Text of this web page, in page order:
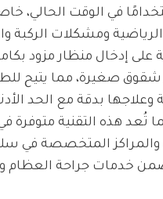
في الوقت الحالي،
ومشكلات الركبة
على إدخال منظار مزود
شقوق صغيرة، مما يتيح
بدقة مع الحد
تُعد هذه التقنية متوفرة
المتخصصة في
خدمات جراحة العظام